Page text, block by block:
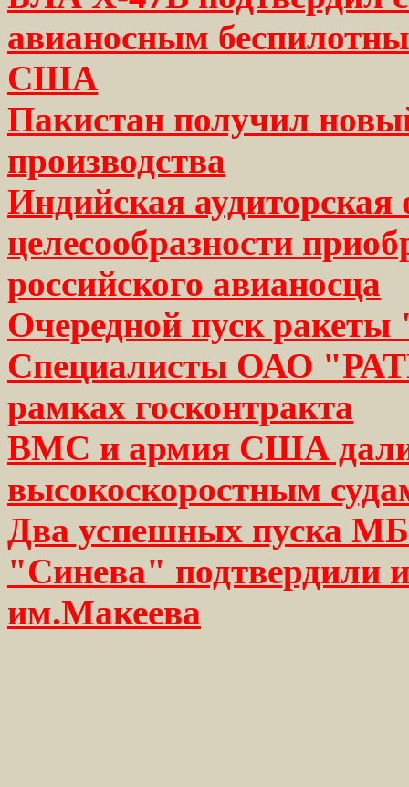
авианосным
США
Пакистан получил
производства
Индийская аудиторская
целесообразности
российского авианосца
Очередной пуск
Специалисты ОАО
рамках госконтракта
ВМС и армия США
высокоскоростным
Два успешных пуска
"Синева" подтвердили
им.Макеева